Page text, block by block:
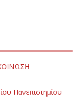
Πανεπιστημίου